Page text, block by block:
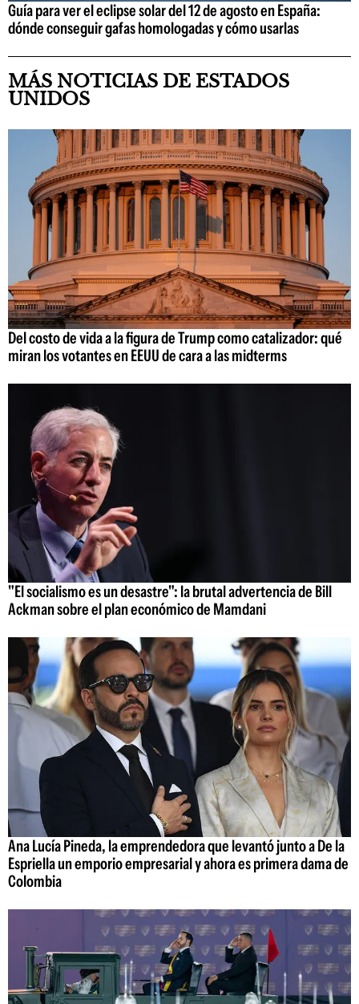
Guía para ver el eclipse solar del 12 de agosto en España:
dónde conseguir gafas homologadas y cómo usarlas
MÁS NOTICIAS DE ESTADOS
UNIDOS
Del costo de vida a la figura de Trump como catalizador: qué
miran los votantes en EEUU de cara a las midterms
"El socialismo es un desastre": la brutal advertencia de Bill
Ackman sobre el plan económico de Mamdani
Ana Lucía Pineda, la emprendedora que levantó junto a De la
Espriella un emporio empresarial y ahora es primera dama de
Colombia